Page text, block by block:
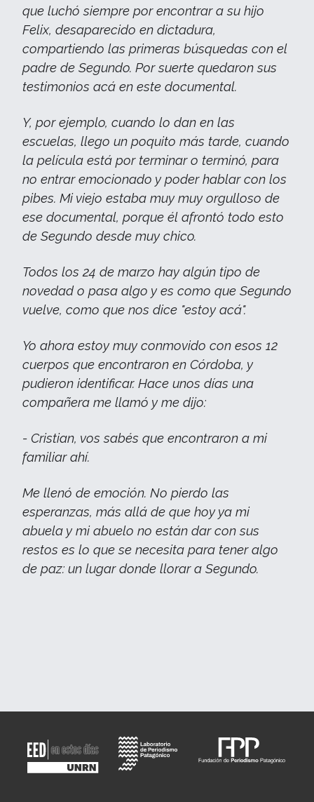
que luchó siempre por encontrar a su hijo
Felix, desaparecido en dictadura,
compartiendo las primeras búsquedas con el
padre de Segundo. Por suerte quedaron sus
testimonios acá en este documental.
Y, por ejemplo, cuando lo dan en las
escuelas, llego un poquito más tarde, cuando
la película está por terminar o terminó, para
no entrar emocionado y poder hablar con los
pibes. Mi viejo estaba muy muy orgulloso de
ese documental, porque él afrontó todo esto
de Segundo desde muy chico.
Todos los 24 de marzo hay algún tipo de
novedad o pasa algo y es como que Segundo
vuelve, como que nos dice "estoy acá".
Yo ahora estoy muy conmovido con esos 12
cuerpos que encontraron en Córdoba, y
pudieron identificar. Hace unos días una
compañera me llamó y me dijo:
- Cristian, vos sabés que encontraron a mi
familiar ahí.
Me llenó de emoción. No pierdo las
esperanzas, más allá de que hoy ya mi
abuela y mi abuelo no están dar con sus
restos es lo que se necesita para tener algo
de paz: un lugar donde llorar a Segundo.